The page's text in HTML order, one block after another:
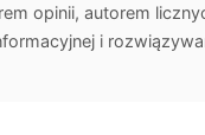
opinii, autorem
i